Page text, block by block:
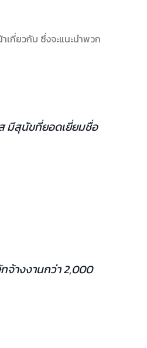
เกี่ยวกับ ซึ่งจะแนะนำพวก
มีสุนัขที่ยอดเยี่ยมชื่อ
จ้างงานกว่า 2,000